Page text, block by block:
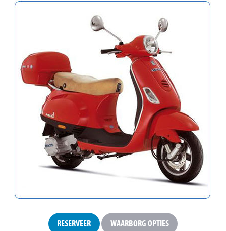
RESERVEER WAARBORG OPTIES